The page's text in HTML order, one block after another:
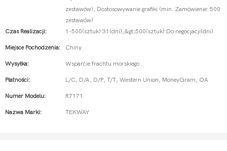
zestawów), Dostosowywanie grafiki (min. Zamówienie: 500
zestawów)
Czas Realizacji:
1-500(sztuk):31(dni),&gt;500(sztuk):Do negocjacji(dni)
Miejsce Pochodzenia: Chiny
Wysyłka: Wsparcie frachtu morskiego
Płatności: L/C, D/A, D/P, T/T, Western Union, MoneyGram, OA
Numer Modelu: R7171
Nazwa Marki: TEKWAY